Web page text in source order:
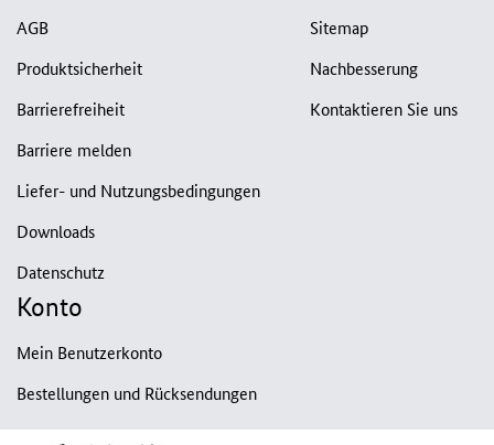
AGB
Produktsicherheit
Barrierefreiheit
Barriere melden
Liefer- und Nutzungsbedingungen
Downloads
Datenschutz
Sitemap
Nachbesserung
Kontaktieren Sie uns
Konto
Mein Benutzerkonto
Bestellungen und Rücksendungen